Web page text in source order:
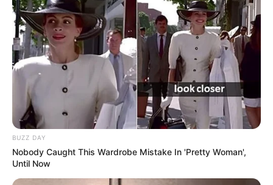
BUZZ DAY
Nobody Caught This Wardrobe Mistake In 'Pretty Woman',
Until Now